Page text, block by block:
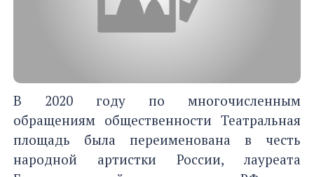
В 2020 году по многочисленным
обращениям общественности Театральная
площадь была переименована в честь
народной артистки России, лауреата